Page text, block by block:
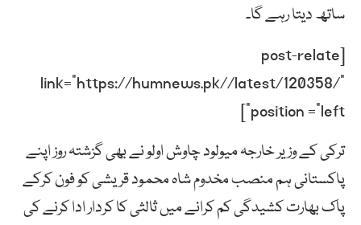
ساتھ دیتا رہے گا۔
[post-relate
link=”https://humnews.pk//latest/120358/”
position =”left”]
ترکی کے وزیر خارجہ میولود چاوش اولو نے بھی گزشتہ روز اپنے
پاکستانی ہم منصب مخدوم شاہ محمود قریشی کو فون کرکے
پاک بھارت کشیدگی کم کرانے میں ثالثی کا کردار ادا کرنے کی